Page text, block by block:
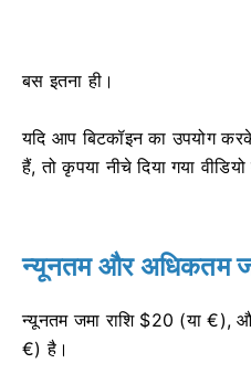
बस इतना ही।
यदि आप बिटकॉइन का उपयोग
हैं, तो कृपया नीचे दिया गया
न्यूनतम और अधिकतम
न्यूनतम जमा राशि $20 (या
€) है।